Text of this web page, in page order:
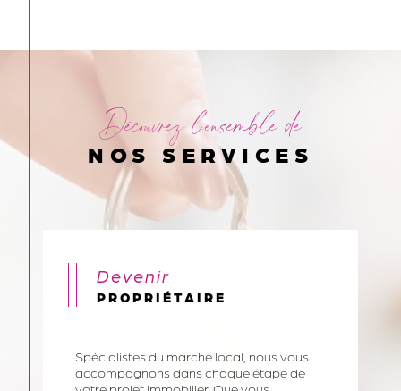
Découvrez l'ensemble de
NOS SERVICES
PROPRIÉTAIRE